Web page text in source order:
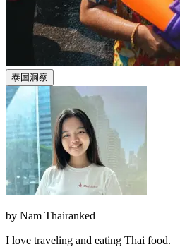
泰国洞察
by Nam Thairanked
I love traveling and eating Thai food.